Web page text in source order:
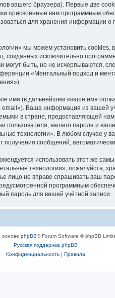
вашего браузера). Первые две
присвоенные вам программным
для хранения информации
мы можем установить
созданных исключительно
быть, но не исчерпываются,
«Ментальный подход и
имя (в дальнейшем «ваше имя
Ваша информация из вашей
в стране, предоставляющей
вашего пароля и
технологии». В любом случае у
получения сообщений,
использовать этот же
технологии», пожалуйста,
лицо не вправе спрашивать ваш
программным
пароль для вашей учётной записи.
основе phpBB® Forum Software © phpBB
Русская поддержка phpBB
Конфиденциальность| Правила